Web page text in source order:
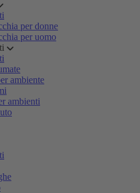
per donne
per uomo
ambiente
ambienti